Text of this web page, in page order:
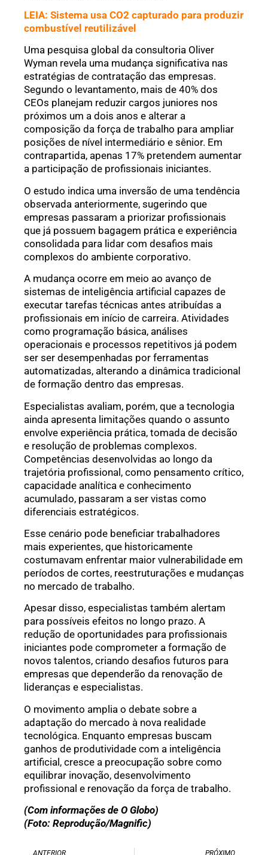
LEIA: Sistema usa CO2 capturado para produzir
combustível reutilizável
Uma pesquisa global da consultoria Oliver
Wyman revela uma mudança significativa nas
estratégias de contratação das empresas.
Segundo o levantamento, mais de 40% dos
CEOs planejam reduzir cargos juniores nos
próximos um a dois anos e alterar a
composição da força de trabalho para ampliar
posições de nível intermediário e sênior. Em
contrapartida, apenas 17% pretendem aumentar
a participação de profissionais iniciantes.
O estudo indica uma inversão de uma tendência
observada anteriormente, sugerindo que
empresas passaram a priorizar profissionais
que já possuem bagagem prática e experiência
consolidada para lidar com desafios mais
complexos do ambiente corporativo.
A mudança ocorre em meio ao avanço de
sistemas de inteligência artificial capazes de
executar tarefas técnicas antes atribuídas a
profissionais em início de carreira. Atividades
como programação básica, análises
operacionais e processos repetitivos já podem
ser ser desempenhadas por ferramentas
automatizadas, alterando a dinâmica tradicional
de formação dentro das empresas.
Especialistas avaliam, porém, que a tecnologia
ainda apresenta limitações quando o assunto
envolve experiência prática, tomada de decisão
e resolução de problemas complexos.
Competências desenvolvidas ao longo da
trajetória profissional, como pensamento crítico,
capacidade analítica e conhecimento
acumulado, passaram a ser vistas como
diferenciais estratégicos.
Esse cenário pode beneficiar trabalhadores
mais experientes, que historicamente
costumavam enfrentar maior vulnerabilidade em
períodos de cortes, reestruturações e mudanças
no mercado de trabalho.
Apesar disso, especialistas também alertam
para possíveis efeitos no longo prazo. A
redução de oportunidades para profissionais
iniciantes pode comprometer a formação de
novos talentos, criando desafios futuros para
empresas que dependerão da renovação de
lideranças e especialistas.
O movimento amplia o debate sobre a
adaptação do mercado à nova realidade
tecnológica. Enquanto empresas buscam
ganhos de produtividade com a inteligência
artificial, cresce a preocupação sobre como
equilibrar inovação, desenvolvimento
profissional e renovação da força de trabalho.
(Com informações de O Globo)
(Foto: Reprodução/Magnific)
ANTERIOR PRÓXIMO